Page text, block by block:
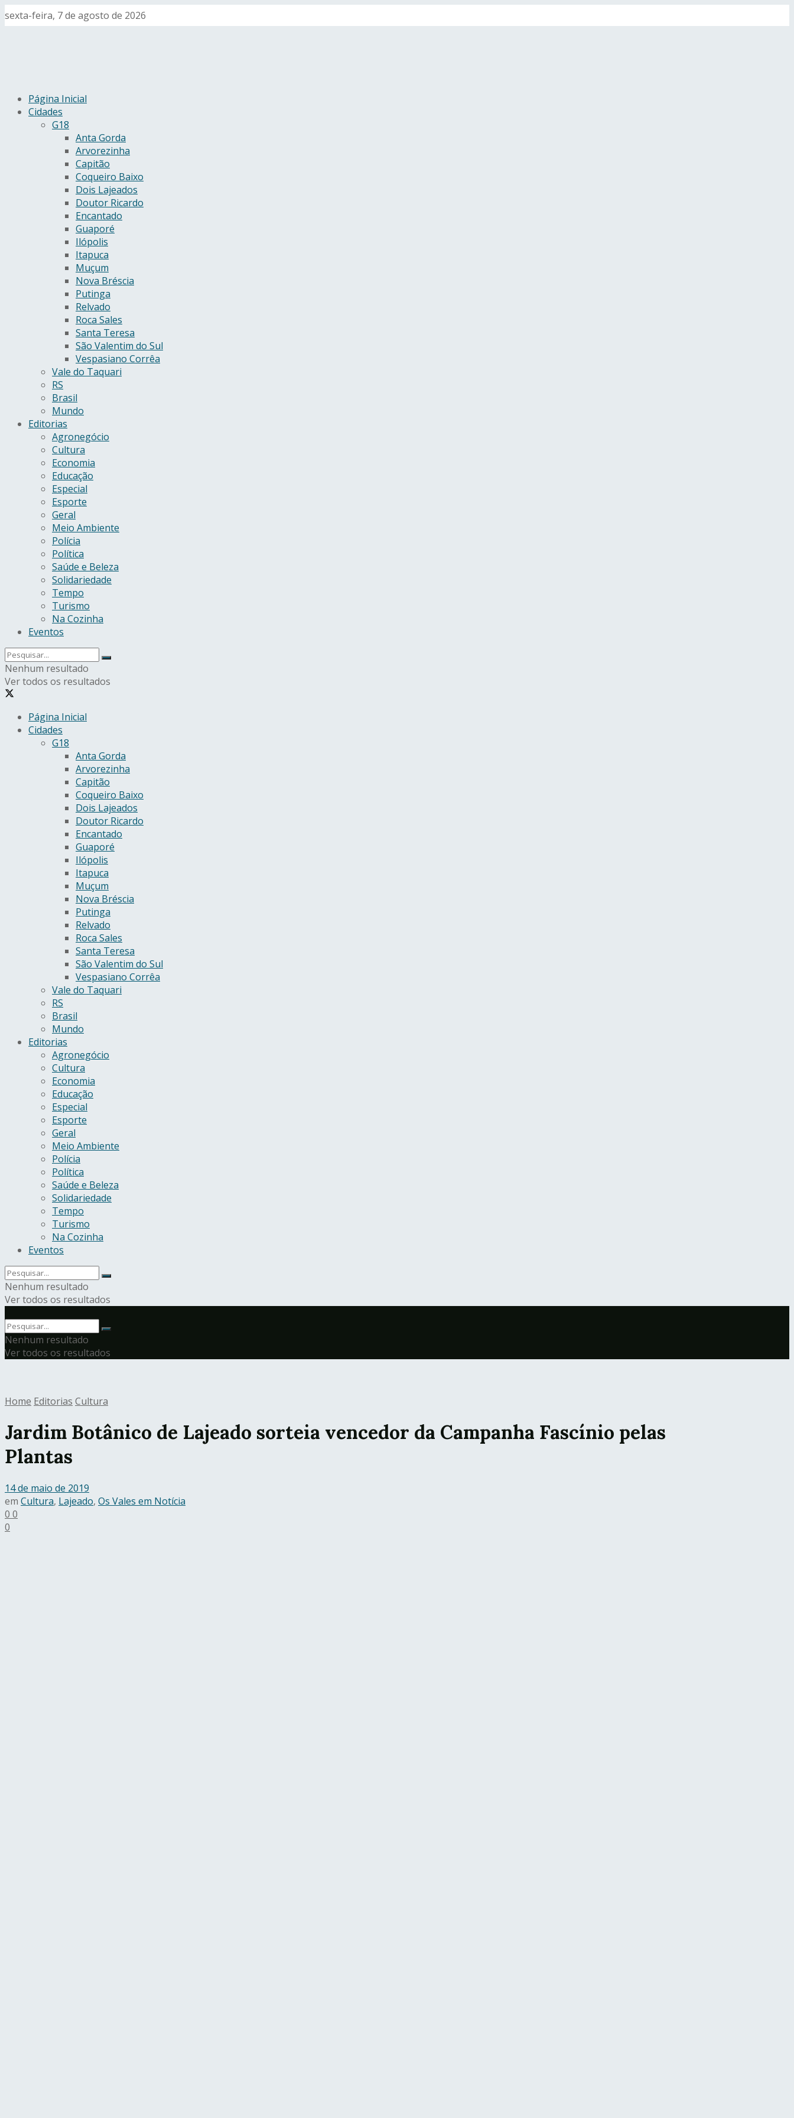
sexta-feira, 7 de agosto de 2026
Página Inicial
Cidades
G18
Anta Gorda
Arvorezinha
Capitão
Coqueiro Baixo
Dois Lajeados
Doutor Ricardo
Encantado
Guaporé
Ilópolis
Itapuca
Muçum
Nova Bréscia
Putinga
Relvado
Roca Sales
Santa Teresa
São Valentim do Sul
Vespasiano Corrêa
Vale do Taquari
RS
Brasil
Mundo
Editorias
Agronegócio
Cultura
Economia
Educação
Especial
Esporte
Geral
Meio Ambiente
Polícia
Política
Saúde e Beleza
Solidariedade
Tempo
Turismo
Na Cozinha
Eventos
Nenhum resultado
Ver todos os resultados
Página Inicial
Cidades
G18
Anta Gorda
Arvorezinha
Capitão
Coqueiro Baixo
Dois Lajeados
Doutor Ricardo
Encantado
Guaporé
Ilópolis
Itapuca
Muçum
Nova Bréscia
Putinga
Relvado
Roca Sales
Santa Teresa
São Valentim do Sul
Vespasiano Corrêa
Vale do Taquari
RS
Brasil
Mundo
Editorias
Agronegócio
Cultura
Economia
Educação
Especial
Esporte
Geral
Meio Ambiente
Polícia
Política
Saúde e Beleza
Solidariedade
Tempo
Turismo
Na Cozinha
Eventos
Nenhum resultado
Ver todos os resultados
Nenhum resultado
Ver todos os resultados
Home Editorias Cultura
Jardim Botânico de Lajeado sorteia vencedor da Campanha Fascínio pelas
Plantas
14 de maio de 2019
em Cultura, Lajeado, Os Vales em Notícia
0 0
0